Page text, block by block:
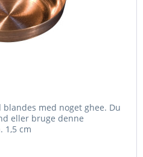
med noget ghee. Du
eller bruge denne
1,5 cm